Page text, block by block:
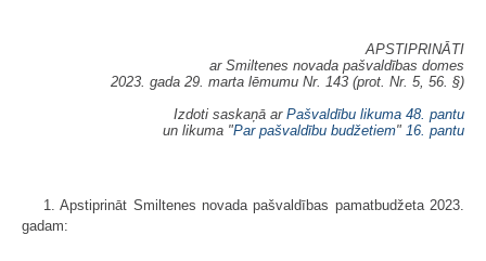
APSTIPRINĀTI
ar Smiltenes novada pašvaldības domes
2023. gada 29. marta lēmumu Nr. 143 (prot. Nr. 5, 56. §)
Izdoti saskaņā ar Pašvaldību likuma 48. pantu
un likuma "Par pašvaldību budžetiem" 16. pantu
1. Apstiprināt Smiltenes novada pašvaldības pamatbudžeta 2023.
gadam: